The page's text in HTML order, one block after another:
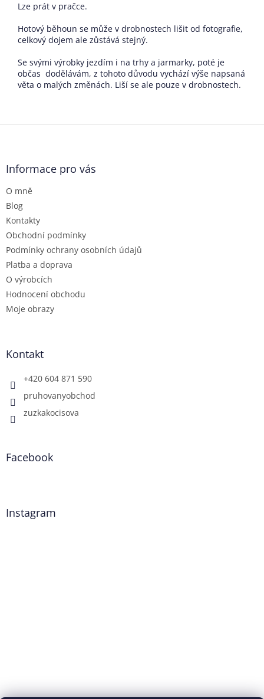
Lze prát v pračce.
Hotový běhoun se může v drobnostech lišit od fotografie,
celkový dojem ale zůstává stejný.
Se svými výrobky jezdím i na trhy a jarmarky, poté je
občas dodělávám, z tohoto důvodu vychází výše napsaná
věta o malých změnách. Liší se ale pouze v drobnostech.
Z
Informace pro vás
O mně
Blog
Kontakty
Obchodní podmínky
Podmínky ochrany osobních údajů
Platba a doprava
O výrobcích
Hodnocení obchodu
Moje obrazy
Kontakt
+420 604 871 590
pruhovanyobchod
zuzkakocisova
Facebook
Instagram